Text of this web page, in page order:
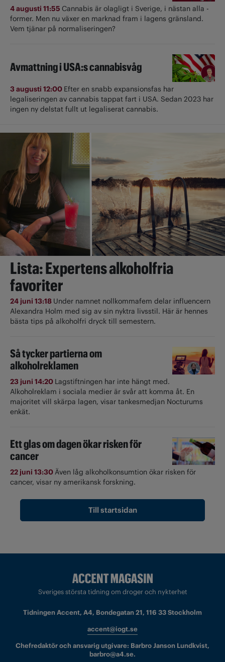
4 augusti 11:55 Cannabis är olagligt i ­Sverige, i nästan alla ­
former. Men nu växer en marknad fram i lagens gränsland.
Vem tjänar på normaliseringen?
Avmattning i USA:s cannabisvåg
3 augusti 12:00 Efter en snabb expansionsfas har
legaliseringen av cannabis tappat fart i USA. Sedan 2023 har
ingen ny delstat fullt ut ­legaliserat cannabis.
Lista: Expertens alkoholfria
favoriter
24 juni 13:18 Under namnet nollkommafem delar influencern
Alexandra Holm med sig av sin nyktra livsstil. Här är hennes
bästa tips på alkoholfri dryck till semestern.
Så tycker partierna om
alkoholreklamen
23 juni 14:20 Lagstiftningen har inte hängt med.
Alkoholreklam i sociala medier är svår att komma åt. En
majoritet vill skärpa lagen, visar tankesmedjan Nocturums
enkät.
Ett glas om dagen ökar risken för
cancer
22 juni 13:30Även låg alkoholkonsumtion ökar risken för
cancer, visar ny amerikansk forskning.
Till startsidan
Sveriges största tidning om droger och nykterhet
Tidningen Accent, A4, Bondegatan 21, 116 33 Stockholm
accent@iogt.se
Chefredaktör och ansvarig utgivare: Barbro Janson Lundkvist,
barbro@a4.se.